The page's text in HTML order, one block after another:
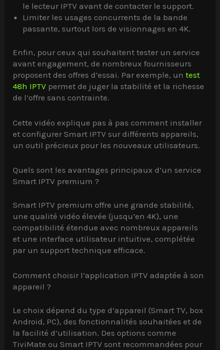
le lecteur IPTV avant de contacter le support.
Limiter les usages concurrents de la bande
passante, surtout lors de visionnages en 4K.
Enfin, pour ceux qui souhaitent tester un service
avant engagement, de nombreux fournisseurs
proposent des offres d’essai. Par exemple, untest
48h IPTV permet de juger la stabilité et la richesse
de l’offre sans contrainte.
Cette vidéo explique pas à pas comment installer
et configurer Smart IPTV sur différents appareils,
un outil précieux pour les nouveaux utilisateurs.
Quels sont les avantages principaux d’un service
Smart IPTV premium ?
Smart IPTV premium offre une grande stabilité,
une qualité vidéo élevée (jusqu’en 4K), une
compatibilité étendue avec nombreux appareils
et une interface utilisateur intuitive, complétée
par un support technique efficace.
Comment choisir l’application IPTV adaptée à son
appareil ?
Le choix dépend du type d’appareil (Smart TV, box
Android, PC), des fonctionnalités souhaitées et de
la facilité d’utilisation. Des options comme
TiviMate ou Smart IPTV sont recommandées pour